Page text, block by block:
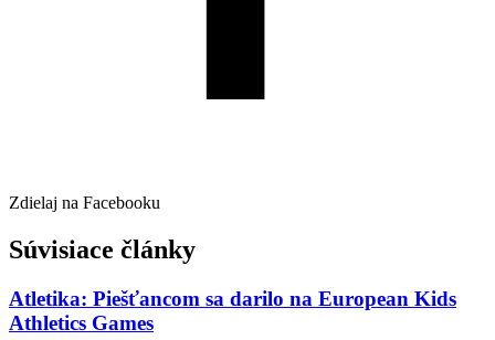
Zdielaj na Facebooku
Súvisiace články
Atletika: Piešťancom sa darilo na European Kids
Athletics Games